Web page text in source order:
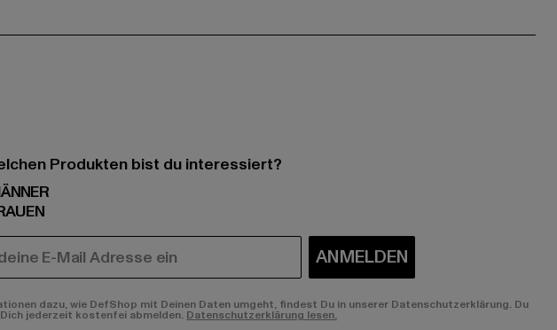
Produkten bist du interessiert?
ANMELDEN
dazu, wie DefShop mit Deinen Daten umgeht, findest Du in unserer Datenschutzerklärung. Du
jederzeit kostenfei abmelden. Datenschutzerklärung lesen.